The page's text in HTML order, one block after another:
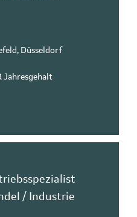
Düsseldorf
Jahresgehalt
/ Industrie